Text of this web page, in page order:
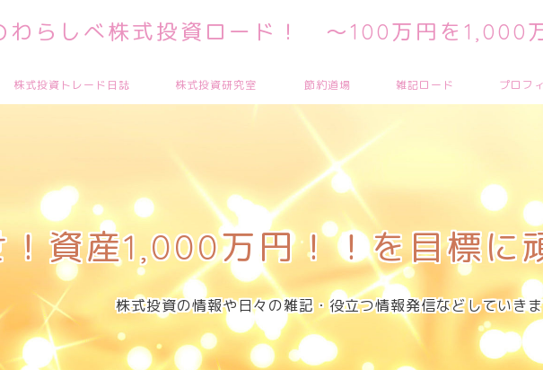
わらしべ株式投資ロード！ ～100万円を1,000
株式投資トレード日誌 株式投資研究室 節約道場 雑記ロード プロフ
！資産1,000万円！！を目標に
株式投資の情報や日々の雑記・役立つ情報発信などしていき